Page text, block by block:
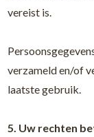
vereist is.
verzameld en/of
laatste gebruik.
5. Uw rechten